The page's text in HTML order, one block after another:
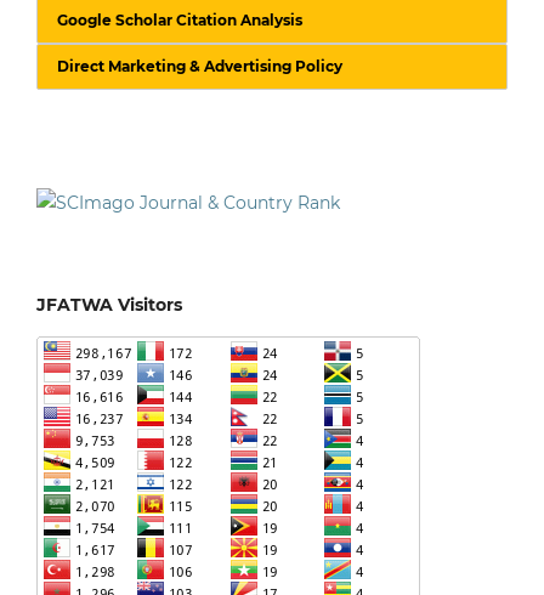
Google Scholar Citation Analysis
Direct Marketing & Advertising Policy
JFATWA Visitors